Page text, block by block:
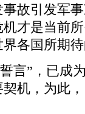
故引发军
才是当前
各国所期待
言”，已成
机，为此